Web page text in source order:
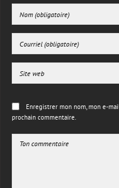
Enregistrer mon nom, mon e-
prochain commentaire.